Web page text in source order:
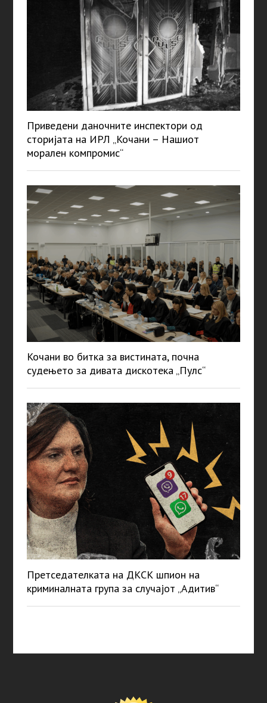
Приведени даночните инспектори од
сторијата на ИРЛ „Кочани – Нашиот
морален компромис“
Кочани во битка за вистината, почна
судењето за дивата дискотека „Пулс“
Претседателката на ДКСК шпион на
криминалната група за случајот „Адитив“